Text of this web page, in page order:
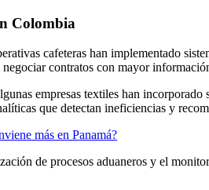
Colombia
cafeteras han implementado
contratos con mayor
empresas textiles han
que detectan ineficiencias y
más en Panamá?
de procesos aduaneros y el